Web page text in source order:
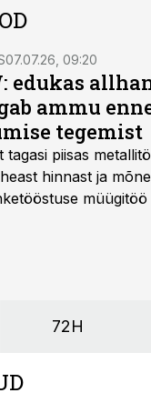
07.07.26, 09:20
edukas
ammu
tegemist
tagasi piisas
hinnast ja
72H